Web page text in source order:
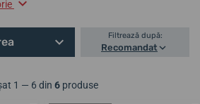
Filtrează după:
Recomandat
1 — 6 din 6 produse